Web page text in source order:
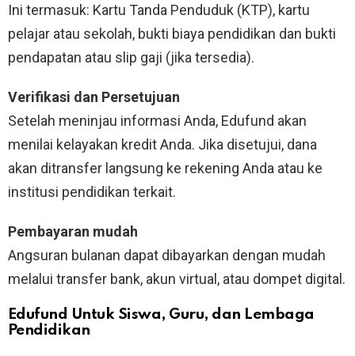
Ini termasuk: Kartu Tanda Penduduk (KTP), kartu
pelajar atau sekolah, bukti biaya pendidikan dan bukti
pendapatan atau slip gaji (jika tersedia).
Verifikasi dan Persetujuan
Setelah meninjau informasi Anda, Edufund akan
menilai kelayakan kredit Anda. Jika disetujui, dana
akan ditransfer langsung ke rekening Anda atau ke
institusi pendidikan terkait.
Pembayaran mudah
Angsuran bulanan dapat dibayarkan dengan mudah
melalui transfer bank, akun virtual, atau dompet digital.
Edufund Untuk Siswa, Guru, dan Lembaga
Pendidikan